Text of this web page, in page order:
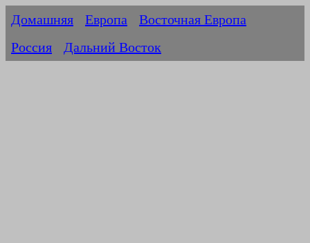
Домашняя Европа
Восточная Европа
Россия
Дальний Восток